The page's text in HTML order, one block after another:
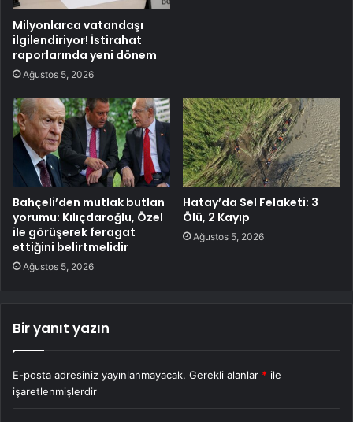
Milyonlarca vatandaşı
ilgilendiriyor! İstirahat
raporlarında yeni dönem
Ağustos 5, 2026
Bahçeli’den mutlak butlan
yorumu: Kılıçdaroğlu, Özel
ile görüşerek feragat
ettiğini belirtmelidir
Ağustos 5, 2026
Hatay’da Sel Felaketi: 3
Ölü, 2 Kayıp
Ağustos 5, 2026
Bir yanıt yazın
E-posta adresiniz yayınlanmayacak. Gerekli alanlar * ile
işaretlenmişlerdir